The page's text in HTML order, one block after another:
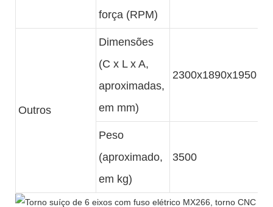
força (RPM)
Outros
Dimensões
(C x L x A,
aproximadas,
em mm)
2300x1890x1950
Peso
(aproximado,
em kg)
3500